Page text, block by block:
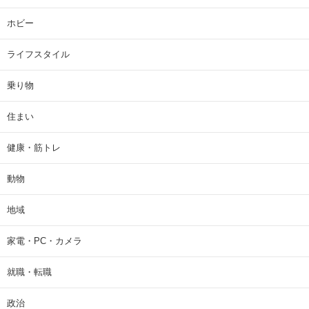
ホビー
ライフスタイル
乗り物
住まい
健康・筋トレ
動物
地域
家電・PC・カメラ
就職・転職
政治